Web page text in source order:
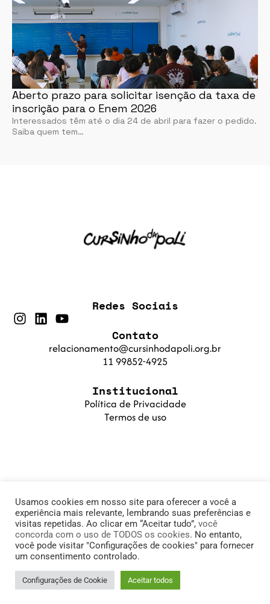
Aberto prazo para solicitar isenção da taxa de
inscrição para o Enem 2026
Interessados têm até o dia 24 de abril para fazer o pedido.
Saiba quem tem…
Institucional
Política de Privacidade
Termos de uso
Contato
relacionamento@cursinhodapoli.org.br
11 99852-4925
Redes Sociais
© 2025 Cursinho da Poli. Fundação PoliSaber |
11.905.215/0001-78
Usamos cookies em nosso site para oferecer a você a
experiência mais relevante, lembrando suas preferências e
visitas repetidas. Ao clicar em “Aceitar tudo”, você
concorda com o uso de TODOS os cookies. No entanto,
você pode visitar "Configurações de cookies" para fornecer
um consentimento controlado.
Configurações de Cookie Aceitar todos